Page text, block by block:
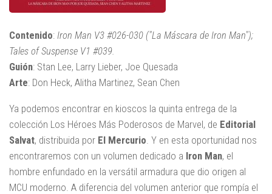
Contenido: Iron Man V3 #026-030 ("La Máscara de Iron Man");
Tales of Suspense V1 #039.
Guión: Stan Lee, Larry Lieber, Joe Quesada
Arte: Don Heck, Alitha Martinez, Sean Chen
Ya podemos encontrar en kioscos la quinta entrega de la
colección Los Héroes Más Poderosos de Marvel, de Editorial
Salvat, distribuida por El Mercurio . Y en esta oportunidad nos
encontraremos con un volumen dedicado a Iron Man, el
hombre enfundado en la versátil armadura que dio origen al
MCU moderno. A diferencia del volumen anterior que rompía el